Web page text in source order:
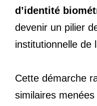
d’identité
devenir un pilier
institutionnelle de
Cette démarche
similaires menées